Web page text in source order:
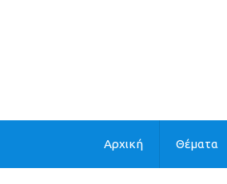
Αρχική Θέματα